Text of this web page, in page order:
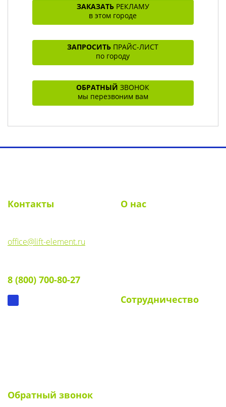
ЗАКАЗАТЬРЕКЛАМУ
в этом городе
ЗАПРОСИТЬ ПРАЙС-ЛИСТ
по городу
ОБРАТНЫЙ ЗВОНОК
мы перезвоним вам
Контакты
office@lift-element.ru
8 (800) 700-80-27
О нас
Сотрудничество
Обратный звонок